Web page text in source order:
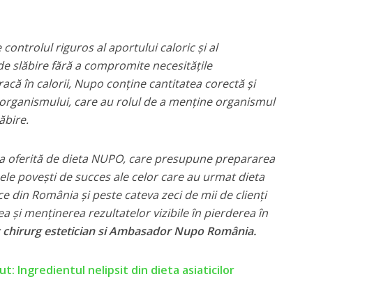
riguros al aportului caloric și al
slăbire fără a compromite necesitățile
în calorii, Nupo conține cantitatea corectă și
care au rolul de a menține organismul
de dieta NUPO, care presupune prepararea
povești de succes ale celor care au urmat dieta
din România și peste cateva zeci de mii de clienți
și menținerea rezultatelor vizibile în pierderea în
estetician si Ambasador Nupo România.
Ingredientul nelipsit din dieta asiaticilor